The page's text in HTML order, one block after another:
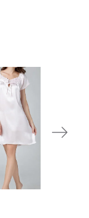
DKK
AJOUTER
PANIER